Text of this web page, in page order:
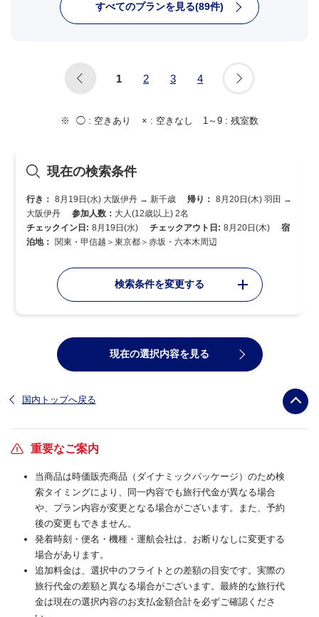
すべてのプランを見る(89件)
1 2 3 4
◯ : 空きあり × : 空きなし 1～9 : 残室数
現在の検索条件
行き： 8月19日(水) 大阪伊丹 → 新千歳 帰り： 8月20日(木) 羽田 →
大阪伊丹
参加人数： 大人(12歳以上) 2名
チェックイン日: 8月19日(水) チェックアウト日: 8月20日(木)
宿
泊地： 関東・甲信越＞東京都＞赤坂・六本木周辺
検索条件を変更する
現在の選択内容を見る
国内トップへ戻る
重要なご案内
当商品は時価販売商品（ダイナミックパッケージ）のため検
索タイミングにより、同一内容でも旅行代金が異なる場合
や、プラン内容が変更となる場合がございます。また、予約
後の変更もできません。
発着時刻・便名・機種・運航会社は、お断りなしに変更する
場合があります。
追加料金は、選択中のフライトとの差額の目安です。実際の
旅行代金の差額と異なる場合がございます。最終的な旅行代
金は現在の選択内容のお支払金額合計を必ずご確認くださ